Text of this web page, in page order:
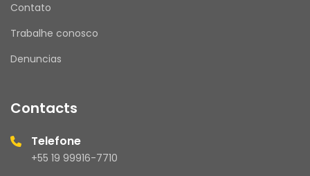
Contato
Trabalhe conosco
Denuncias
Contacts
Telefone
+55 19 99916-7710